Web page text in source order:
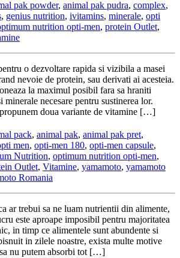
pak powder, animal pak pudra, complex,
, genius nutrition, ivitamins, minerale, opti
nutrition opti-men, protein Outlet,
o dezvoltare rapida si vizibila a masei
nevoie de protein, sau derivati ai acesteia.
la maximul posibil fara sa hraniti
necesare pentru sustinerea lor.
propunem doua variante de vitamine […]
pack, animal pak, animal pak pret,
men, opti-men 180, opti-men capsule,
Nutrition, optimum nutrition opti-men,
Outlet, Vitamine, yamamoto, yamamoto
Romania
ar trebui sa ne luam nutrientii din alimente,
este aproape imposibil pentru majoritatea
in timp ce alimentele sunt abundente si
in zilele noastre, exista multe motive
nu putem absorbi tot […]